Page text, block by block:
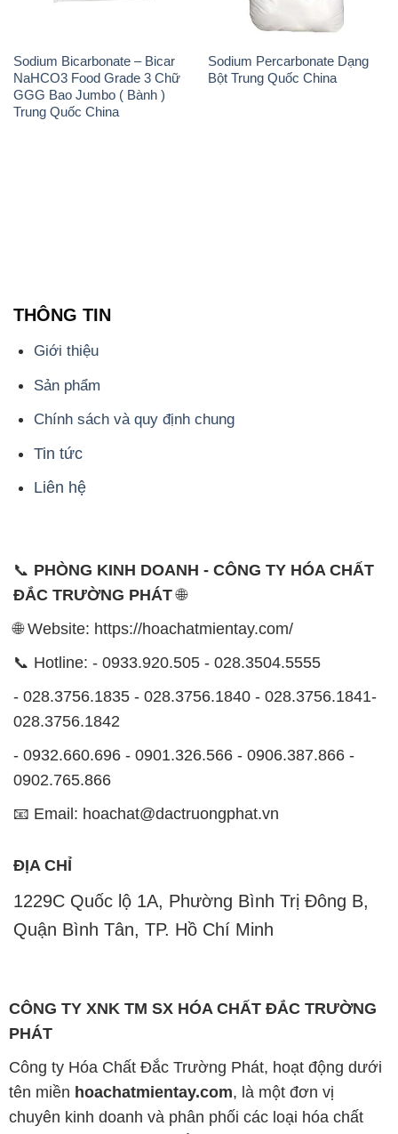
Sodium Bicarbonate – Bicar
NaHCO3 Food Grade 3 Chữ
GGG Bao Jumbo ( Bành )
Trung Quốc China
Sodium Percarbonate Dạng
Bột Trung Quốc China
THÔNG TIN
Giới thiệu
Sản phẩm
Chính sách và quy định chung
Tin tức
Liên hệ
📞 PHÒNG KINH DOANH - CÔNG TY HÓA CHẤT
ĐẮC TRƯỜNG PHÁT🌐
🌐 Website: https://hoachatmientay.com/
📞 Hotline: - 0933.920.505 - 028.3504.5555
- 028.3756.1835 - 028.3756.1840 - 028.3756.1841-
028.3756.1842
- 0932.660.696 - 0901.326.566 - 0906.387.866 -
0902.765.866
📧 Email: hoachat@dactruongphat.vn
ĐỊA CHỈ
1229C Quốc lộ 1A, Phường Bình Trị Đông B,
Quận Bình Tân, TP. Hồ Chí Minh
CÔNG TY XNK TM SX HÓA CHẤT ĐẮC TRƯỜNG
PHÁT
Công ty Hóa Chất Đắc Trường Phát, hoạt động dưới
tên miền hoachatmientay.com, là một đơn vị
chuyên kinh doanh và phân phối các loại hóa chất